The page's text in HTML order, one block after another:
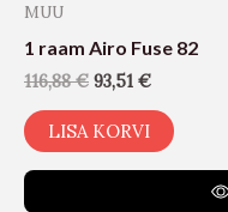
MUU
1 raam Airo Fuse 82
116,88€ 93,51 €
LISA KORVI